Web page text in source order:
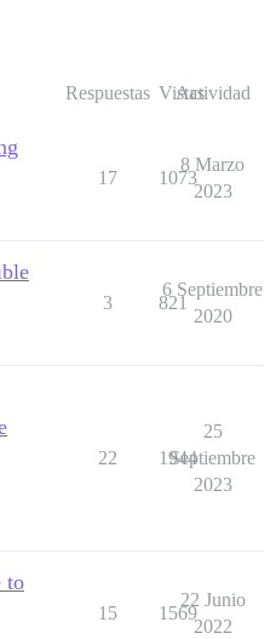
Respuestas Vistas
Actividad
17 1073
8 Marzo
2023
3 821
6 Septiembre
2020
22 1944
25
Septiembre
2023
to
15 1569
22 Junio
2022